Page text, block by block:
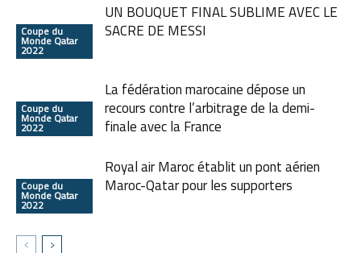
Coupe du
Monde Qatar
2022
UN BOUQUET FINAL SUBLIME AVEC LE
SACRE DE MESSI
Coupe du
Monde Qatar
2022
La fédération marocaine dépose un
recours contre l’arbitrage de la demi-
finale avec la France
Coupe du
Monde Qatar
2022
Royal air Maroc établit un pont aérien
Maroc-Qatar pour les supporters